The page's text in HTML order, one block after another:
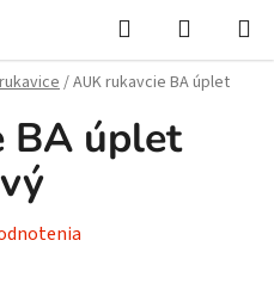
Hľadať
KOŠÍK
/AUK rukavcie BA úplet
BA úplet